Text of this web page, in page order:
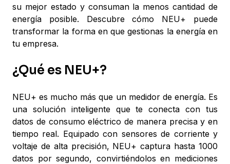
su mejor estado y consuman la menos cantidad de
energía posible. Descubre cómo NEU+ puede
transformar la forma en que gestionas la energía en
tu empresa.
¿Qué es NEU+?
NEU+ es mucho más que un medidor de energía. Es
una solución inteligente que te conecta con tus
datos de consumo eléctrico de manera precisa y en
tiempo real. Equipado con sensores de corriente y
voltaje de alta precisión, NEU+ captura hasta 1000
datos por segundo, convirtiéndolos en mediciones